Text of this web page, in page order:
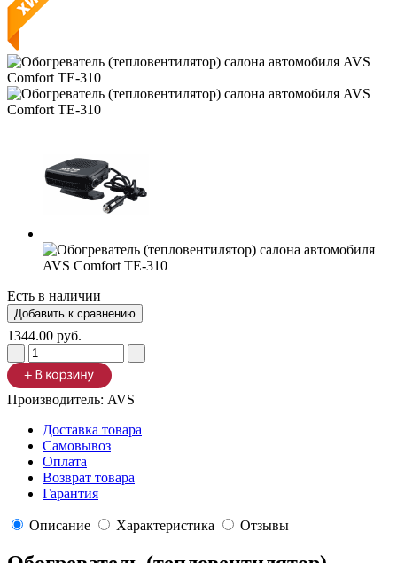
Есть в наличии
1344.00 руб.
Производитель: AVS
Доставка товара
Самовывоз
Оплата
Возврат товара
Гарантия
Описание Характеристика Отзывы